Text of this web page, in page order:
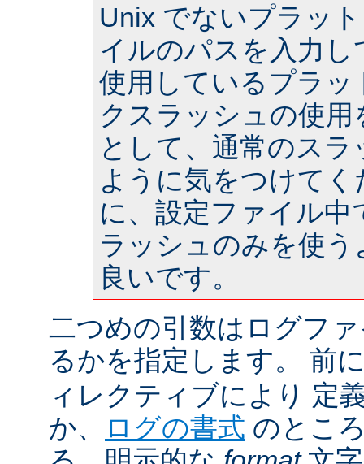
Unix でないプラッ
イルのパスを入力
使用しているプラ
クスラッシュの使
として、通常のス
ように気をつけて
に、設定ファイル
ラッシュのみを使
良いです。
二つめの引数はログフ
るかを指定します。 前
ィレクティブにより 定
か、
ログの書式 のとこ